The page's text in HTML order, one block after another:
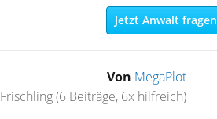
Jetzt Anwalt fragen
Von MegaPlot
Frischling(6 Beiträge, 6x hilfreich)